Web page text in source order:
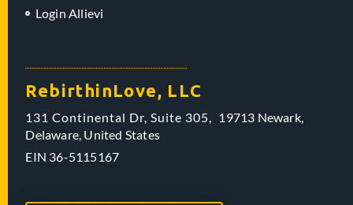
Login Allievi
RebirthinLove, LLC
131 Continental Dr, Suite 305, 19713 Newark,
Delaware, United States
EIN 36-5115167